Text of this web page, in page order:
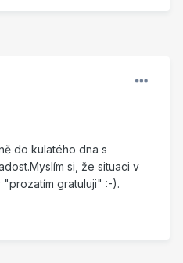
do kulatého dna s
si, že situaci v
gratuluji" :-).